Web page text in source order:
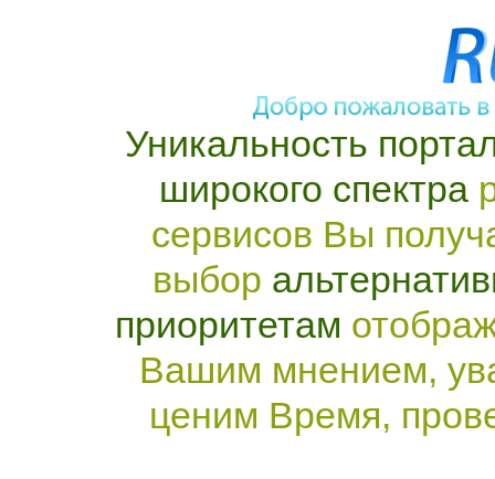
Уникальность
широкого спектра
сервисов Вы
выбор
приоритетам
Вашим мнением,
ценим Время,